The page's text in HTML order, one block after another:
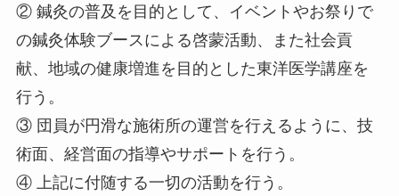
② 鍼灸の普及を目的として、イベントやお祭りで
の鍼灸体験ブースによる啓蒙活動、また社会貢
献、地域の健康増進を目的とした東洋医学講座を
行う。
③ 団員が円滑な施術所の運営を行えるように、技
術面、経営面の指導やサポートを行う。
④ 上記に付随する一切の活動を行う。